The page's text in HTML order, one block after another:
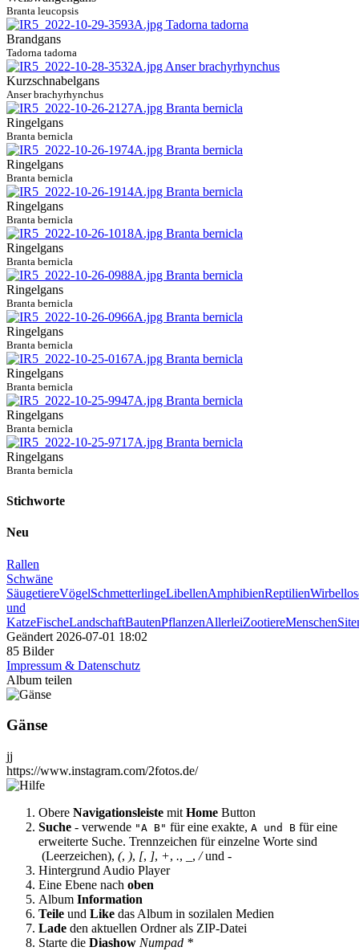
Branta leucopsis
Brandgans
Tadorna tadorna
Kurzschnabelgans
Anser brachyrhynchus
Ringelgans
Branta bernicla
Ringelgans
Branta bernicla
Ringelgans
Branta bernicla
Ringelgans
Branta bernicla
Ringelgans
Branta bernicla
Ringelgans
Branta bernicla
Ringelgans
Branta bernicla
Ringelgans
Branta bernicla
Ringelgans
Branta bernicla
Stichworte
Neu
Rallen
Schwäne
SäugetiereVögelSchmetterlingeLibellenAmphibienReptilien
und
KatzeFischeLandschaftBautenPflanzenAllerleiZootiereMenschen
Geändert 2026-07-01 18:02
85 Bilder
Impressum & Datenschutz
Album teilen
Gänse
jj
https://www.instagram.com/2fotos.de/
Obere Navigationsleiste mit Home Button
Suche - verwende "A B" für eine exakte, A und B für eine
erweiterte Suche. Trennzeichen für einzelne Worte sind
(Leerzeichen), (, ), [, ], +, ., , /und -
Hintergrund Audio Player
Eine Ebene nach oben
Album Information
Teile und Like das Album in sozilalen Medien
Lade den aktuellen Ordner als ZIP-Datei
Starte die Diashow Numpad *